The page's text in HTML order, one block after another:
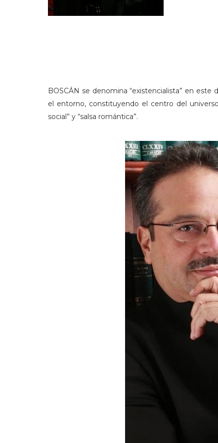
BOSCÁN se denomina “existencialista” en
el entorno, constituyendo el centro del
social” y “salsa romántica”.